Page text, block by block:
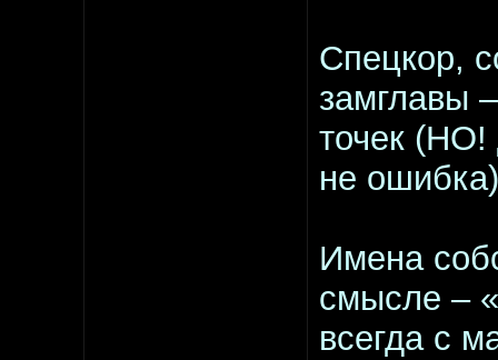
Спецкор,
замглавы
точек (НО!
не
Имена
смысле –
всегда с